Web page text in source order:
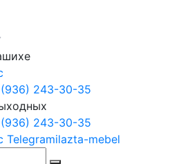
243-30-35
243-30-35
Telegramilazta-mebel